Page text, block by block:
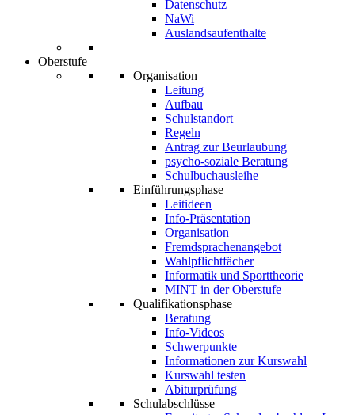
Datenschutz
NaWi
Auslandsaufenthalte
Oberstufe
Organisation
Leitung
Aufbau
Schulstandort
Regeln
Antrag zur Beurlaubung
psycho-soziale Beratung
Schulbuchausleihe
Einführungsphase
Leitideen
Info-Präsentation
Organisation
Fremdsprachenangebot
Wahlpflichtfächer
Informatik und Sporttheorie
MINT in der Oberstufe
Qualifikationsphase
Beratung
Info-Videos
Schwerpunkte
Informationen zur Kurswahl
Kurswahl testen
Abiturprüfung
Schulabschlüsse